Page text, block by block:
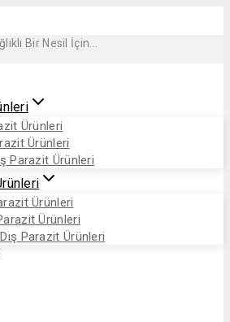
Bir Nesil İçin...
Ürünleri
Ürünleri
Parazit Ürünleri
Ürünleri
Ürünleri
Parazit Ürünleri